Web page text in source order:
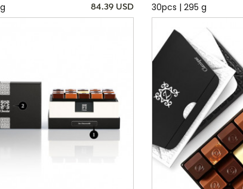
84.39 USD
30pcs | 295 g